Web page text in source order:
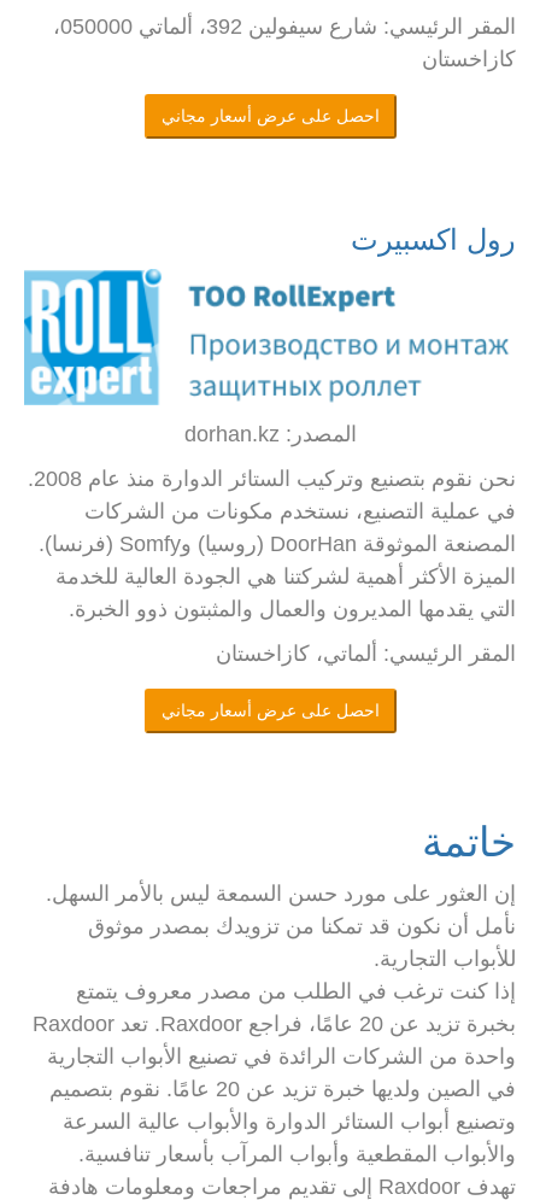
المقر الرئيسي: شارع سيفولين 392، ألماتي 050000،
كازاخستان
احصل على عرض أسعار مجاني
رول اكسبيرت
المصدر: dorhan.kz
نحن نقوم بتصنيع وتركيب الستائر الدوارة منذ عام 2008.
في عملية التصنيع، نستخدم مكونات من الشركات
المصنعة الموثوقة DoorHan (روسيا) وSomfy (فرنسا).
الميزة الأكثر أهمية لشركتنا هي الجودة العالية للخدمة
التي يقدمها المديرون والعمال والمثبتون ذوو الخبرة.
المقر الرئيسي: ألماتي، كازاخستان
احصل على عرض أسعار مجاني
خاتمة
إن العثور على مورد حسن السمعة ليس بالأمر السهل.
نأمل أن نكون قد تمكنا من تزويدك بمصدر موثوق
للأبواب التجارية.
إذا كنت ترغب في الطلب من مصدر معروف يتمتع
بخبرة تزيد عن 20 عامًا، فراجع Raxdoor. تعد Raxdoor
واحدة من الشركات الرائدة في تصنيع الأبواب التجارية
في الصين ولديها خبرة تزيد عن 20 عامًا. نقوم بتصميم
وتصنيع أبواب الستائر الدوارة والأبواب عالية السرعة
والأبواب المقطعية وأبواب المرآب بأسعار تنافسية.
تهدف Raxdoor إلى تقديم مراجعات ومعلومات هادفة